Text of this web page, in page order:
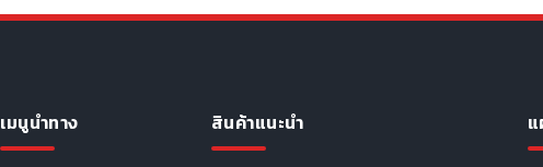
เมนูนำทาง สินค้าแนะนำ